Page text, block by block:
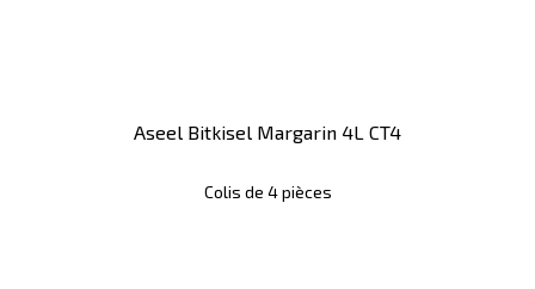
Aseel Bitkisel Margarin 4L CT4
Colis de 4 pièces